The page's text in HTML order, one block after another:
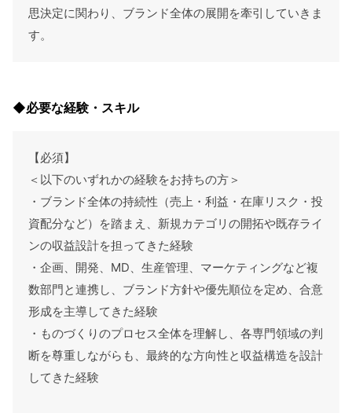
思決定に関わり、ブランド全体の展開を牽引していきま
す。
◆必要な経験・スキル
【必須】
＜以下のいずれかの経験をお持ちの方＞
・ブランド全体の持続性（売上・利益・在庫リスク・投
資配分など）を踏まえ、新規カテゴリの開拓や既存ライ
ンの収益設計を担ってきた経験
・企画、開発、MD、生産管理、マーケティングなど複
数部門と連携し、ブランド方針や優先順位を定め、合意
形成を主導してきた経験
・ものづくりのプロセス全体を理解し、各専門領域の判
断を尊重しながらも、最終的な方向性と収益構造を設計
してきた経験